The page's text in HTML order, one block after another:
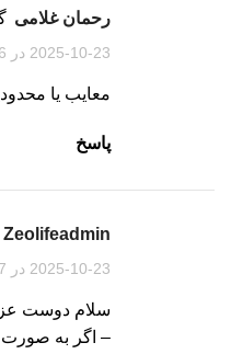
رحمان غلامی
2025-10-23 در 12:26
معایب یا
پاسخ
zeolifeadmin
2025-10-23 در 12:27
سلام دوست
– اگر به صورت